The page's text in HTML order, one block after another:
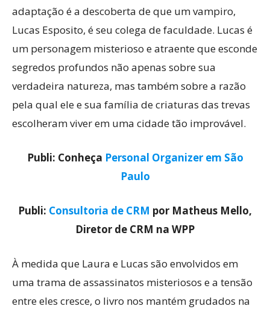
adaptação é a descoberta de que um vampiro,
Lucas Esposito, é seu colega de faculdade. Lucas é
um personagem misterioso e atraente que esconde
segredos profundos não apenas sobre sua
verdadeira natureza, mas também sobre a razão
pela qual ele e sua família de criaturas das trevas
escolheram viver em uma cidade tão improvável.
Publi: Conheça Personal Organizer em São
Paulo
Publi: Consultoria de CRM por Matheus Mello,
Diretor de CRM na WPP
À medida que Laura e Lucas são envolvidos em
uma trama de assassinatos misteriosos e a tensão
entre eles cresce, o livro nos mantém grudados na